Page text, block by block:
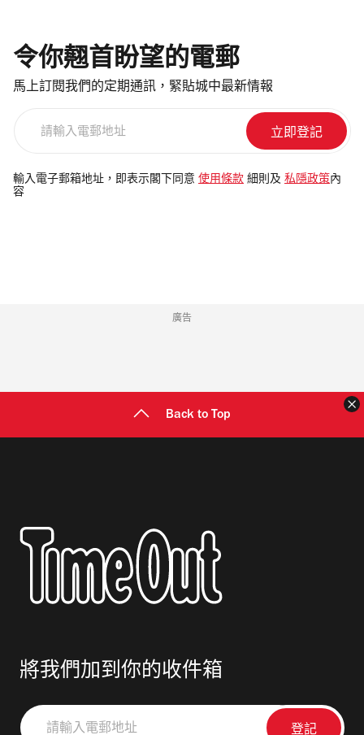
令你翹首盼望的電郵
馬上訂閱我們的定期通訊，緊貼城中最新情報
電
郵
輸入電子郵箱地址，即表示閣下同意 使用條款 細則及 私隱政策 內
容
廣告
Back to Top
將我們加到你的收件箱
請